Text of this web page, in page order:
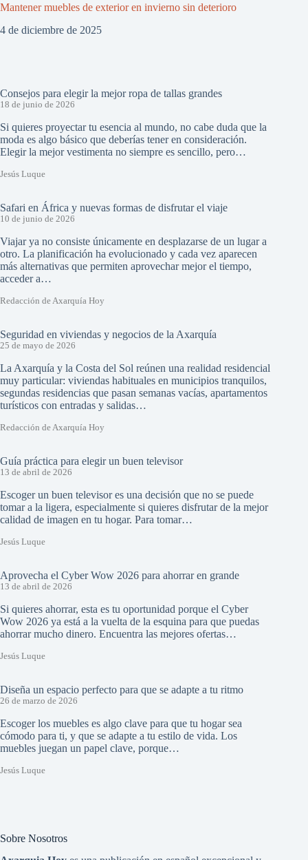
Mantener muebles de exterior en invierno sin deterioro
4 de diciembre de 2025
Consejos para elegir la mejor ropa de tallas grandes
18 de junio de 2026
Si quieres proyectar tu esencia al mundo, no cabe duda que la
moda es algo básico que deberías tener en consideración.
Elegir la mejor vestimenta no siempre es sencillo, pero…
Jesús Luque
Safari en África y nuevas formas de disfrutar el viaje
10 de junio de 2026
Viajar ya no consiste únicamente en desplazarse de un lugar a
otro. La planificación ha evolucionado y cada vez aparecen
más alternativas que permiten aprovechar mejor el tiempo,
acceder a…
Redacción de Axarquía Hoy
Seguridad en viviendas y negocios de la Axarquía
25 de mayo de 2026
La Axarquía y la Costa del Sol reúnen una realidad residencial
muy particular: viviendas habituales en municipios tranquilos,
segundas residencias que pasan semanas vacías, apartamentos
turísticos con entradas y salidas…
Redacción de Axarquía Hoy
Guía práctica para elegir un buen televisor
13 de abril de 2026
Escoger un buen televisor es una decisión que no se puede
tomar a la ligera, especialmente si quieres disfrutar de la mejor
calidad de imagen en tu hogar. Para tomar…
Jesús Luque
Aprovecha el Cyber Wow 2026 para ahorrar en grande
13 de abril de 2026
Si quieres ahorrar, esta es tu oportunidad porque el Cyber
Wow 2026 ya está a la vuelta de la esquina para que puedas
ahorrar mucho dinero. Encuentra las mejores ofertas…
Jesús Luque
Diseña un espacio perfecto para que se adapte a tu ritmo
26 de marzo de 2026
Escoger los muebles es algo clave para que tu hogar sea
cómodo para ti, y que se adapte a tu estilo de vida. Los
muebles juegan un papel clave, porque…
Jesús Luque
Sobre Nosotros